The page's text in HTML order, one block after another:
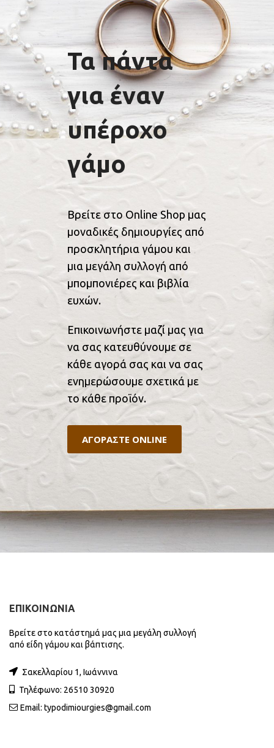
Τα πάντα
για έναν
υπέροχο
γάμο
Βρείτε στο Online Shop μας
μοναδικές δημιουργίες από
προσκλητήρια γάμου και
μια μεγάλη συλλογή από
μπομπονιέρες και βιβλία
ευχών.
Επικοινωνήστε μαζί μας για
να σας κατευθύνουμε σε
κάθε αγορά σας και να σας
ενημερώσουμε σχετικά με
το κάθε προϊόν.
ΑΓΟΡΑΣΤΕ ONLINE
ΕΠΙΚΟΙΝΩΝΙΑ
Βρείτε στο κατάστημά μας μια μεγάλη συλλογή
από είδη γάμου και βάπτισης.
Σακελλαρίου 1, Ιωάννινα
Τηλέφωνο: 26510 30920
Email: typodimiourgies@gmail.com